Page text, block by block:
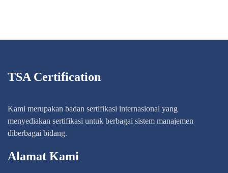
TSA Certification
Kami merupakan badan sertifikasi internasional yang
menyediakan sertifikasi untuk berbagai sistem manajemen
diberbagai bidang.
Alamat Kami